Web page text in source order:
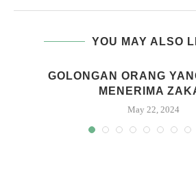
YOU MAY ALSO
GOLONGAN ORANG
MENERIMA
May 22, 2024